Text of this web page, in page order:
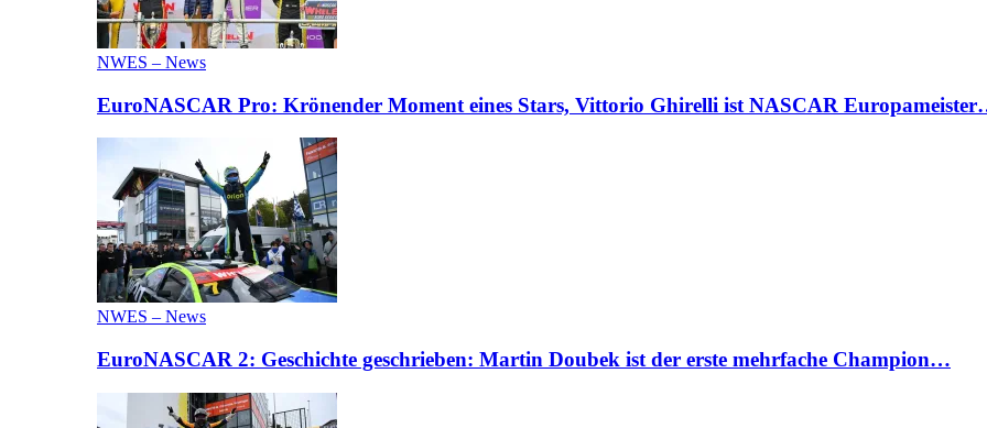
NWES – News
EuroNASCAR Pro: Krönender Moment eines Stars, Vittorio Ghirelli ist NASCAR
NWES – News
EuroNASCAR 2: Geschichte geschrieben: Martin Doubek ist der erste mehrfache Champion…